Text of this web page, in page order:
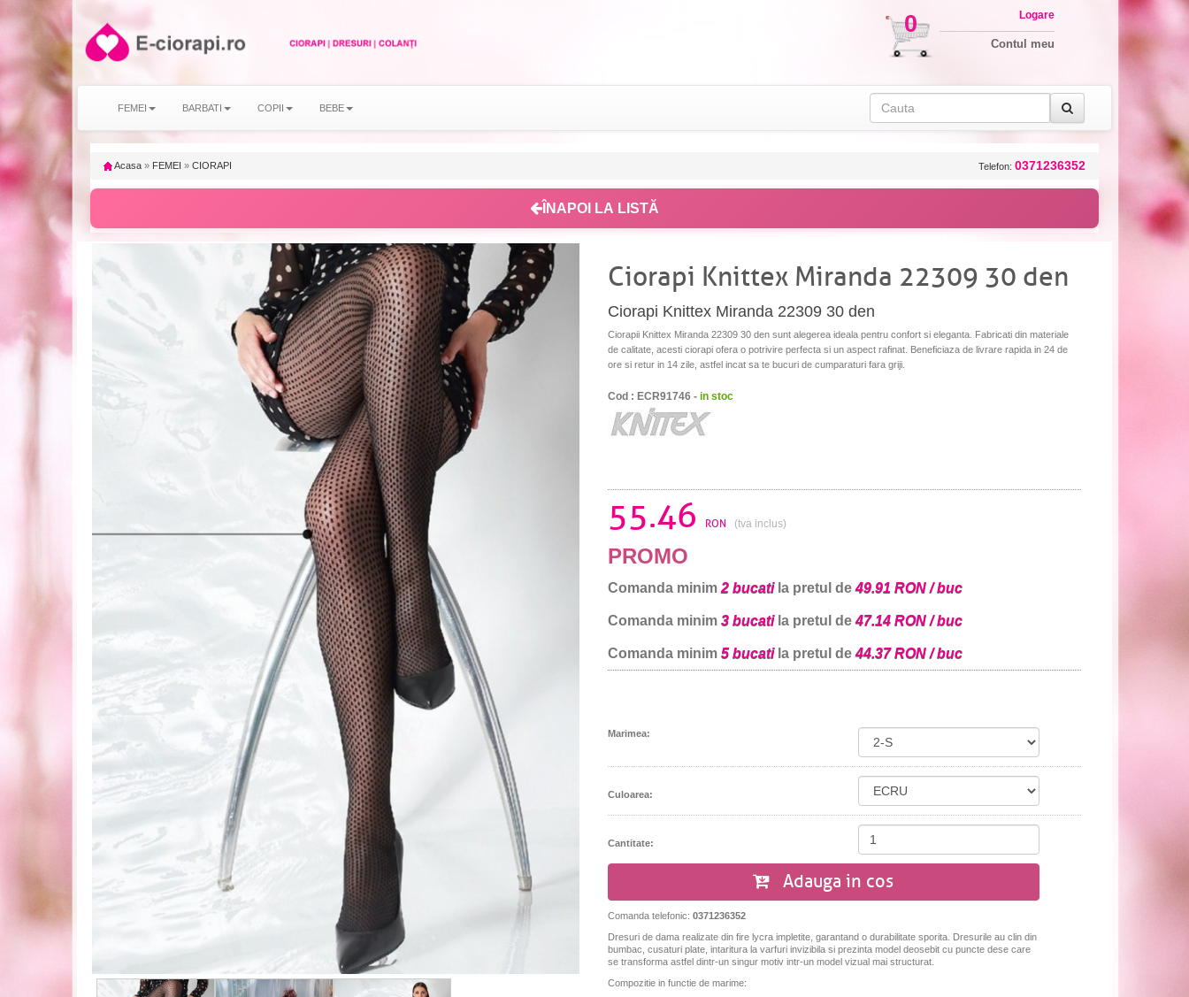
0 Logare
Contul meu
FEMEI BARBATI COPII BEBE
Acasa » FEMEI » CIORAPI Telefon: 0371236352
ÎNAPOI LA LISTĂ
Ciorapi Knittex Miranda 22309 30 den
Ciorapi Knittex Miranda 22309 30 den
Ciorapii Knittex Miranda 22309 30 den sunt alegerea ideala pentru confort si eleganta. Fabricati din materiale
de calitate, acesti ciorapi ofera o potrivire perfecta si un aspect rafinat. Beneficiaza de livrare rapida in 24 de
ore si retur in 14 zile, astfel incat sa te bucuri de cumparaturi fara griji.
Cod : ECR91746 - in stoc
55.46 RON (tva inclus)
PROMO
Comanda minim 2 bucatila pretul de49.91 RON / buc
Comanda minim 3 bucatila pretul de47.14 RON / buc
Comanda minim 5 bucatila pretul de44.37 RON / buc
Marimea:
Culoarea:
Cantitate:
Adauga in cos
Comanda telefonic: 0371236352
Dresuri de dama realizate din fire lycra impletite, garantand o durabilitate sporita. Dresurile au clin din
bumbac, cusaturi plate, intaritura la varfuri invizibila si prezinta model deosebit cu puncte dese care
se transforma astfel dintr-un singur motiv intr-un model vizual mai structurat.
Compozitie in functie de marime: